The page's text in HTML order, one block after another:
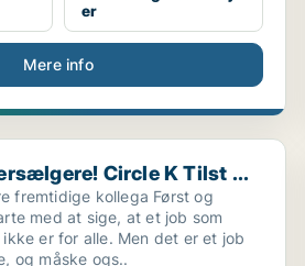
er
Mere info
Circle K Tilst ...
Circle K Tilst ...
fremtidige kollega Først og
med at sige, at et job som
er for alle. Men det er et job
og måske ogs..